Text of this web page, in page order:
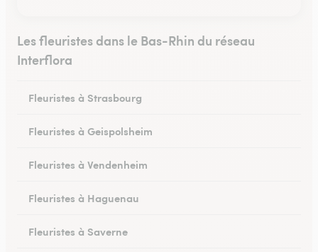
Les fleuristes dans le Bas-Rhin du réseau
Interflora
Fleuristes à Strasbourg
Fleuristes à Geispolsheim
Fleuristes à Vendenheim
Fleuristes à Haguenau
Fleuristes à Saverne